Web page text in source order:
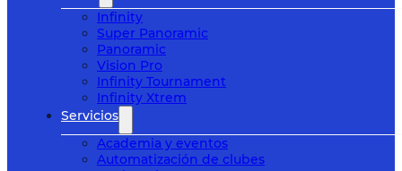
Infinity
Super Panoramic
Panoramic
Vision Pro
Infinity Tournament
Infinity Xtrem
Servicios
Academia y eventos
Automatización de clubes